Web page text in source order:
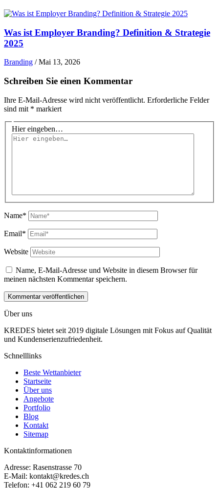
Was ist Employer Branding? Definition & Strategie
2025
Branding /Mai 13, 2026
Schreiben Sie einen Kommentar
Ihre E-Mail-Adresse wird nicht veröffentlicht. Erforderliche Felder
sind mit * markiert
Hier eingeben…
Name*
Email*
Website
Name, E-Mail-Adresse und Website in diesem Browser für
meinen nächsten Kommentar speichern.
Über uns
KREDES bietet seit 2019 digitale Lösungen mit Fokus auf Qualität
und Kundenserienzufriedenheit.
Schnelllinks
Beste Wettanbieter
Startseite
Über uns
Angebote
Portfolio
Blog
Kontakt
Sitemap
Kontaktinformationen
Adresse: Rasenstrasse 70
E-Mail: kontakt@kredes.ch
Telefon: +41 062 219 60 79